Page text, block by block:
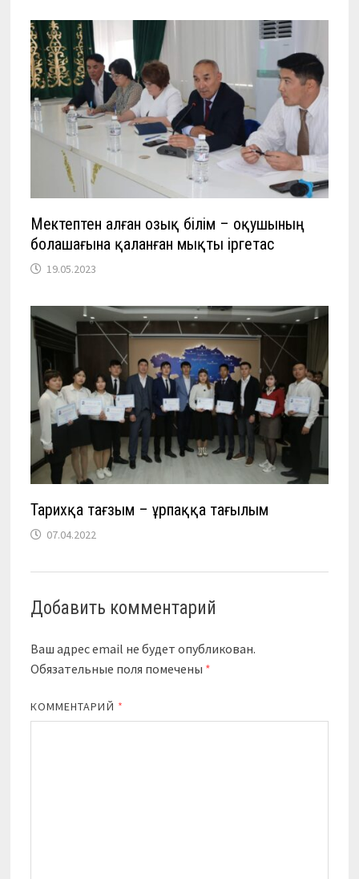
Мектептен алған озық білім – оқушының
болашағына қаланған мықты іргетас
19.05.2023
Тарихқа тағзым – ұрпаққа тағылым
07.04.2022
Добавить комментарий
Ваш адрес email не будет опубликован.
Обязательные поля помечены *
КОММЕНТАРИЙ *